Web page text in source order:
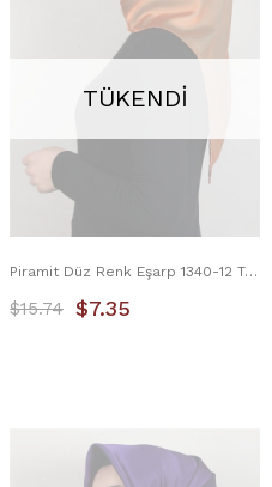
TÜKENDI
Piramit Düz Renk Eşarp 1340-12 Tarçın
$7.35
$15.74